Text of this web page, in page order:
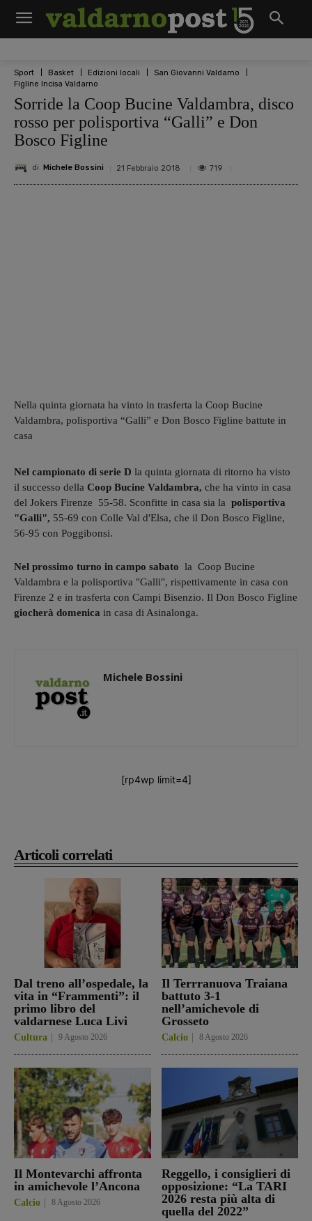
Sport Basket Edizioni locali
San Giovanni Valdarno
Figline Incisa Valdarno
Sorride la Coop Bucine Valdambra, disco
rosso per polisportiva “Galli” e Don
Bosco Figline
di Michele Bossini 21 Febbraio 2018 719
Articoli correlati
Dal treno all’ospedale, la
vita in “Frammenti”: il
primo libro del
valdarnese Luca Livi
Cultura 9 Agosto 2026
Il Terrranuova Traiana
battuto 3-1
nell’amichevole di
Grosseto
Calcio 8 Agosto 2026
Il Montevarchi affronta
in amichevole l’Ancona
Calcio 8 Agosto 2026
Reggello, i consiglieri di
opposizione: “La TARI
2026 resta più alta di
quella del 2022”
Nella quinta giornata ha vinto in trasferta la Coop Bucine
Valdambra, polisportiva “Galli” e Don Bosco Figline battute in
casa
Nel campionato di serie D la quinta giornata di ritorno ha visto
il successo della Coop Bucine Valdambra, che ha vinto in casa
del Jokers Firenze 55-58. Sconfitte in casa sia la polisportiva
"Galli", 55-69 con Colle Val d'Elsa, che il Don Bosco Figline,
56-95 con Poggibonsi.
Nel prossimo turno in campo sabato la Coop Bucine
Valdambra e la polisportiva "Galli", rispettivamente in casa con
Firenze 2 e in trasferta con Campi Bisenzio. Il Don Bosco Figline
giocherà domenica in casa di Asinalonga.
Michele Bossini
[rp4wp limit=4]